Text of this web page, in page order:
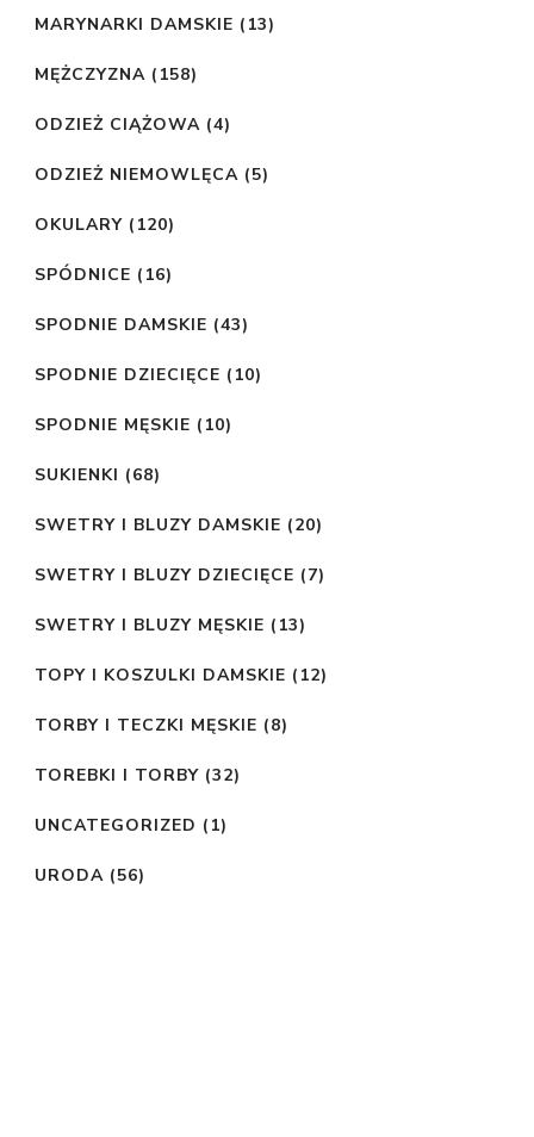
MARYNARKI DAMSKIE (13)
MĘŻCZYZNA (158)
ODZIEŻ CIĄŻOWA (4)
ODZIEŻ NIEMOWLĘCA (5)
OKULARY (120)
SPÓDNICE (16)
SPODNIE DAMSKIE (43)
SPODNIE DZIECIĘCE (10)
SPODNIE MĘSKIE (10)
SUKIENKI (68)
SWETRY I BLUZY DAMSKIE (20)
SWETRY I BLUZY DZIECIĘCE (7)
SWETRY I BLUZY MĘSKIE (13)
TOPY I KOSZULKI DAMSKIE (12)
TORBY I TECZKI MĘSKIE (8)
TOREBKI I TORBY (32)
UNCATEGORIZED (1)
URODA (56)